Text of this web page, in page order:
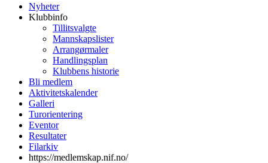
Nyheter
Klubbinfo
Tillitsvalgte
Mannskapslister
Arrangørmaler
Handlingsplan
Klubbens historie
Bli medlem
Aktivitetskalender
Galleri
Turorientering
Eventor
Resultater
Filarkiv
https://medlemskap.nif.no/